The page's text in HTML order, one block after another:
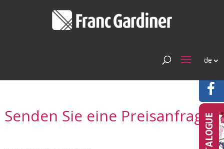
de
Senden Sie eine Preisanfrage